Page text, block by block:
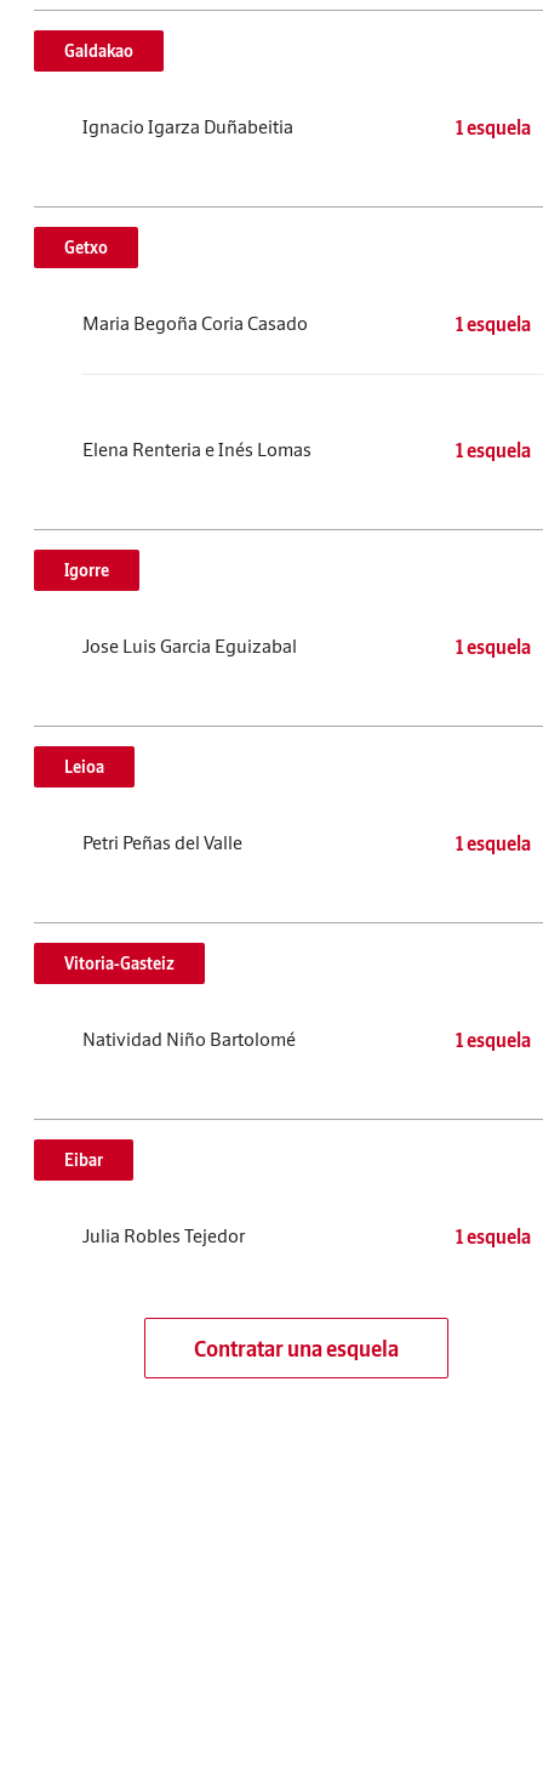
Galdakao
Ignacio Igarza Duñabeitia 1 esquela
Getxo
Maria Begoña Coria Casado 1 esquela
Elena Renteria e Inés Lomas 1 esquela
Igorre
Jose Luis Garcia Eguizabal 1 esquela
Leioa
Petri Peñas del Valle 1 esquela
Vitoria-Gasteiz
Natividad Niño Bartolomé 1 esquela
Eibar
Julia Robles Tejedor 1 esquela
Contratar una esquela